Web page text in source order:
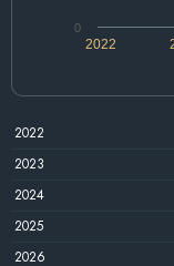
2022
0
2022
2023
2024
2025
2026